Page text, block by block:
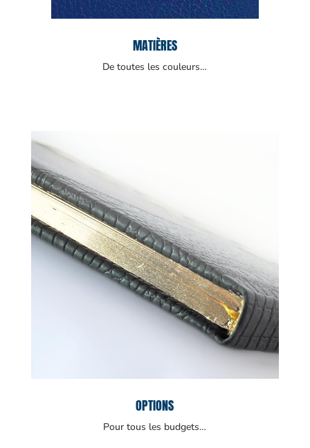
MATIÈRES
De toutes les couleurs…
OPTIONS
Pour tous les budgets…